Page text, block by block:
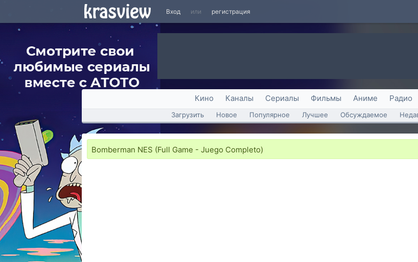
Вход или регистрация
Кино Каналы Сериалы Фильмы Аниме Радио
Загрузить Новое Популярное Лучшее Обсуждаемое
Bomberman NES (Full Game - Juego Completo)